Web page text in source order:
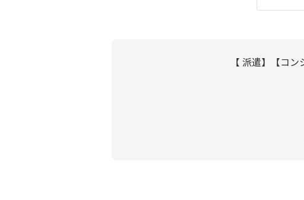
【 派遣】【コ